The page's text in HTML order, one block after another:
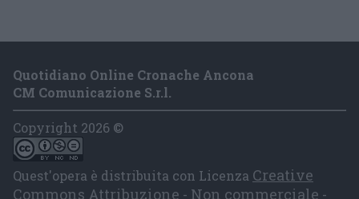
Quotidiano Online Cronache Ancona
CM Comunicazione S.r.l.
Copyright 2026 ©
Quest'opera è distribuita con Licenza Creative
Commons Attribuzione - Non commerciale -